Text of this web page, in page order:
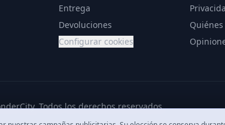
Entrega
Devoluciones
Configurar cookies
Todos los derechos reservados.